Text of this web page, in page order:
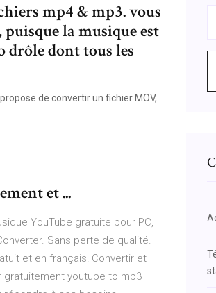
mp4 & mp3. vous
la musique est
drôle dont tous les
de convertir un fichier MOV,
et ...
YouTube gratuite pour PC,
Sans perte de qualité.
et en français! Convertir et
gratuitement youtube to mp3